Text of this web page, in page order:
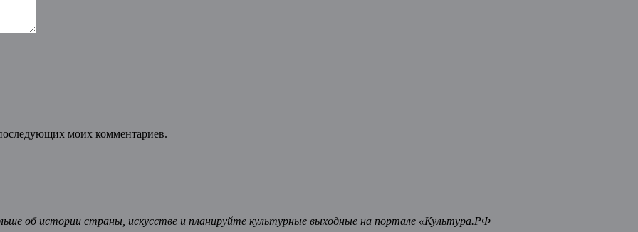
моих комментариев.
об истории страны, искусстве и планируйте культурные выходные на портале «Культура.РФ